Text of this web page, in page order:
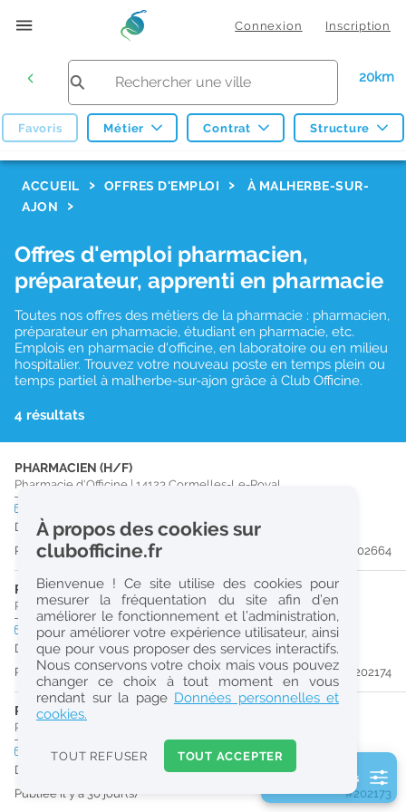
Connexion Inscription
20km
Favoris Métier Contrat Structure
Réinitialiser
2
0
k
Consulter les offres de la France d'outre-mer
ACCUEIL OFFRES D'EMPLOI
À MALHERBE-SUR-
AJON
Offres d'emploi pharmacien,
préparateur, apprenti en pharmacie
Toutes nos offres des métiers de la pharmacie : pharmacien,
préparateur en pharmacie, étudiant en pharmacie, etc.
Emplois en pharmacie d'officine, en laboratoire ou en milieu
hospitalier. Trouvez votre nouveau poste en temps plein ou
temps partiel à malherbe-sur-ajon grâce à Club Officine.
4 résultats
PHARMACIEN (H/F)
Pharmacie d'Officine | 14123 Cormelles-Le-Royal
Dès que possible
Publiée il y a 22 jour(s)
#202664
PHARMACIEN (H/F)
Pharmacie d'Officine|14000Caen
CDI temps plein
Dès que possible
Publiée il y a 30 jour(s)
#202174
PRÉPARATEUR EN PHARMACIE (H/F)
Pharmacie d'Officine
CDItemps plein
Dès que possible
Publiée il y a 30 jour(s)
#202173
2 filtre(s) actifs
À propos des cookies sur
clubofficine.fr
Bienvenue ! Ce site utilise des cookies pour
mesurer la fréquentation du site afin d’en
améliorer le fonctionnement et l’administration,
pour améliorer votre expérience utilisateur, ainsi
que pour vous proposer des services interactifs.
Nous conservons votre choix mais vous pouvez
changer ce choix à tout moment en vous
rendant sur la page Données personnelles et
cookies.
TOUT REFUSER TOUT ACCEPTER